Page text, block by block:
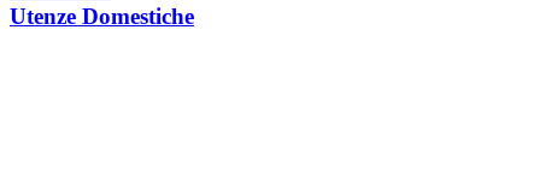
Utenze Domestiche